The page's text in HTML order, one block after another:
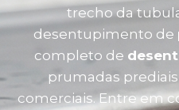
trecho da
desentupimento de
completo de
prumadas
comerciais. Entre em